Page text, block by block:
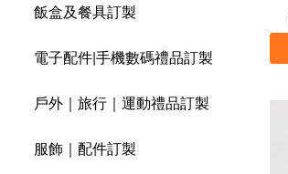
飯盒及餐具訂製
電子配件|手機數碼禮品訂製
戶外｜旅行｜運動禮品訂製
服飾｜配件訂製